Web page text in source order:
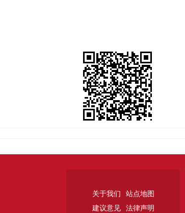
关于我们 站点地图
建议意见 法律声明